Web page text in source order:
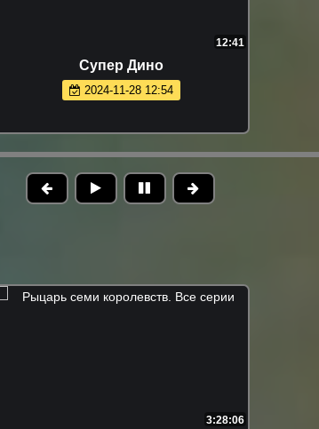
12:41
Супер Дино
2024-11-28 12:54
3:28:06